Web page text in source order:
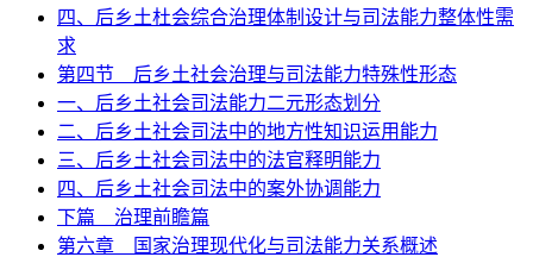
四、后乡土杜会综合治理体制设计与司法能力整体性需
求
第四节 后乡土社会治理与司法能力特殊性形态
一、后乡土社会司法能力二元形态划分
二、后乡土社会司法中的地方性知识运用能力
三、后乡土社会司法中的法官释明能力
四、后乡土社会司法中的案外协调能力
下篇 治理前瞻篇
第六章 国家治理现代化与司法能力关系概述